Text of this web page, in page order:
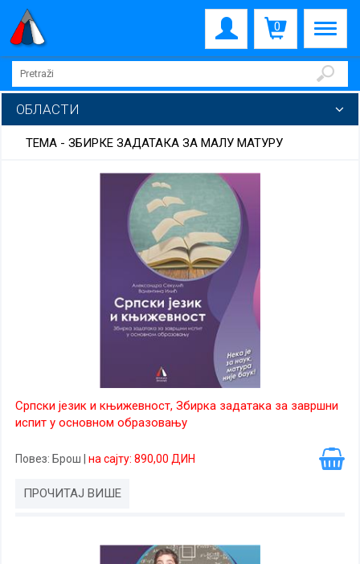
0
ОБЛАСТИ
ТЕМА - ЗБИРКЕ ЗАДАТАКА ЗА МАЛУ МАТУРУ
Српски језик и књижевност, Збирка задатака за завршни
испит у основном образовању
Повез: Брош на сајту: 890,00 ДИН
ПРОЧИТАЈ ВИШЕ